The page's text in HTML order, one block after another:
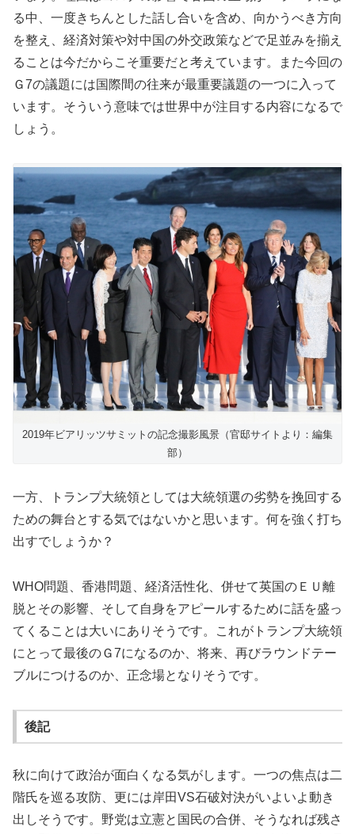
る中、一度きちんとした話し合いを含め、向かうべき方向
を整え、経済対策や対中国の外交政策などで足並みを揃え
ることは今だからこそ重要だと考えています。また今回の
Ｇ7の議題には国際間の往来が最重要議題の一つに入って
います。そういう意味では世界中が注目する内容になるで
しょう。
2019年ビアリッツサミットの記念撮影風景（官邸サイトより：編集
部）
一方、トランプ大統領としては大統領選の劣勢を挽回する
ための舞台とする気ではないかと思います。何を強く打ち
出すでしょうか？
WHO問題、香港問題、経済活性化、併せて英国のＥＵ離
脱とその影響、そして自身をアピールするために話を盛っ
てくることは大いにありそうです。これがトランプ大統領
にとって最後のＧ7になるのか、将来、再びラウンドテー
ブルにつけるのか、正念場となりそうです。
後記
秋に向けて政治が面白くなる気がします。一つの焦点は二
階氏を巡る攻防、更には岸田VS石破対決がいよいよ動き
出しそうです。野党は立憲と国民の合併、そうなれば残さ